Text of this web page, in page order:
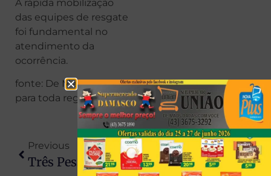
A rápida mobilização
das equipes de resgate
foi fundamental no
atendimento da
ocorrência.
fonte: De Mendeslândia
para toda região
Previous
Três Pessoas São Presas Ao Tentar Levar Drogas E Celular Para Cadeia Pública De Porecatu
Next
Piloto Morre Carbonizado Após Queda De Helicóptero Em Meio A Forte Nevoeiro Em Santa Catarina